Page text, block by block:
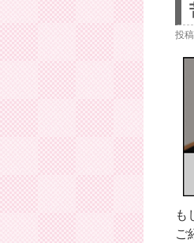
ン投
も
ご